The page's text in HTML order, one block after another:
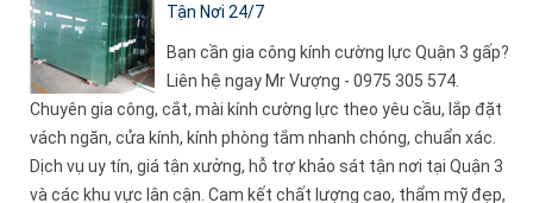
Tận Nơi 24/7
Bạn cần gia công kính cường lực Quận 3 gấp?
Liên hệ ngay Mr Vượng - 0975 305 574.
Chuyên gia công, cắt, mài kính cường lực theo yêu cầu, lắp đặt
vách ngăn, cửa kính, kính phòng tắm nhanh chóng, chuẩn xác.
Dịch vụ uy tín, giá tận xưởng, hỗ trợ khảo sát tận nơi tại Quận 3
và các khu vực lân cận. Cam kết chất lượng cao, thẩm mỹ đẹp,